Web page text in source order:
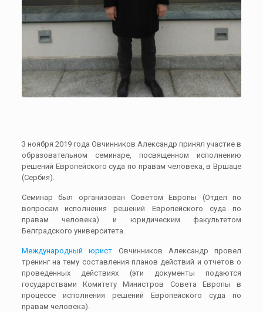
3 ноября 2019 года Овчинников Александр принял участие в
образовательном семинаре, посвященном исполнению
решений Европейского суда по правам человека, в Вршаце
(Сербия).
Семинар был организован Советом Европы (Отдел по
вопросам исполнения решений Европейского суда по
правам человека) и юридическим факультетом
Белградского университета.
Международный юрист Овчинников Александр провел
тренинг на тему составления планов действий и отчетов о
проведенных действиях (эти документы подаются
государствами Комитету Министров Совета Европы в
процессе исполнения решений Европейского суда по
правам человека).